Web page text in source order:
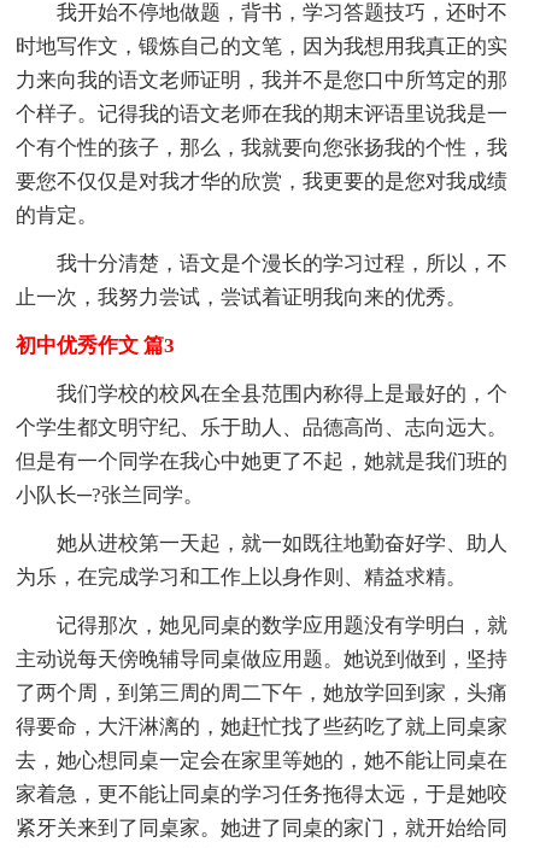
我开始不停地做题，背书，学习答题技巧，还时不
时地写作文，锻炼自己的文笔，因为我想用我真正的实
力来向我的语文老师证明，我并不是您口中所笃定的那
个样子。记得我的语文老师在我的期末评语里说我是一
个有个性的孩子，那么，我就要向您张扬我的个性，我
要您不仅仅是对我才华的欣赏，我更要的是您对我成绩
的肯定。
我十分清楚，语文是个漫长的学习过程，所以，不
止一次，我努力尝试，尝试着证明我向来的优秀。
初中优秀作文 篇3
我们学校的校风在全县范围内称得上是最好的，个
个学生都文明守纪、乐于助人、品德高尚、志向远大。
但是有一个同学在我心中她更了不起，她就是我们班的
小队长─?张兰同学。
她从进校第一天起，就一如既往地勤奋好学、助人
为乐，在完成学习和工作上以身作则、精益求精。
记得那次，她见同桌的数学应用题没有学明白，就
主动说每天傍晚辅导同桌做应用题。她说到做到，坚持
了两个周，到第三周的周二下午，她放学回到家，头痛
得要命，大汗淋漓的，她赶忙找了些药吃了就上同桌家
去，她心想同桌一定会在家里等她的，她不能让同桌在
家着急，更不能让同桌的学习任务拖得太远，于是她咬
紧牙关来到了同桌家。她进了同桌的家门，就开始给同